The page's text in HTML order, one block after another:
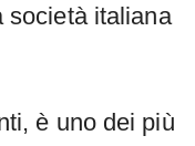
società italiana
è uno dei più